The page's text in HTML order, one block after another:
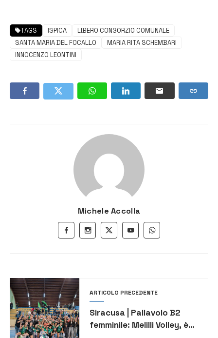
TAGS ISPICA
LIBERO CONSORZIO COMUNALE
SANTA MARIA DEL FOCALLO
MARIA RITA SCHEMBARI
INNOCENZO LEONTINI
Michele Accolla
ARTICOLO PRECEDENTE
Siracusa | Pallavolo B2
femminile: Melilli Volley, è